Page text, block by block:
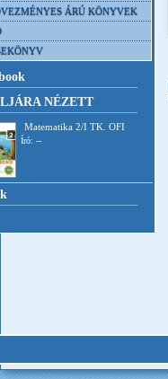
ÁRÚ KÖNYVEK
NÉZETT
Matematika 2/I TK. OFI
Író: --